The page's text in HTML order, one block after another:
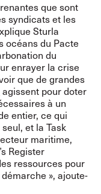
que sont
syndicats et les
Sturla
océans du Pacte
du
enrayer la crise
que de grandes
agissent pour doter
à un
entier, ce qui
et la Task
maritime,
Register
ressources pour
», ajoute-